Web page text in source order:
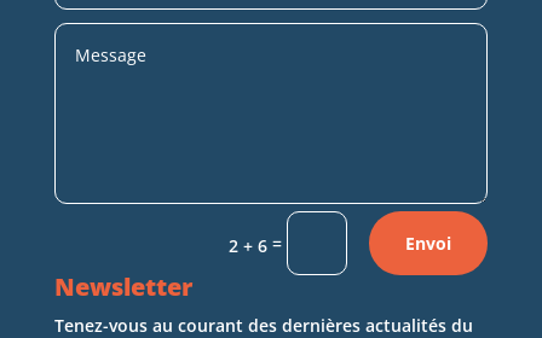
2 + 6 = Envoi
Newsletter
Tenez-vous au courant des dernières actualités du